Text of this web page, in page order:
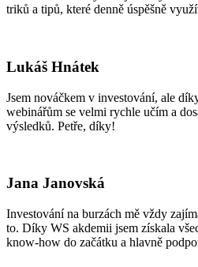
triků a tipů, které denně úspěšně
Lukáš Hnátek
Jsem nováčkem v investování, ale
webinářům se velmi rychle učím a
výsledků. Petře, díky!
Jana Janovská
Investování na burzách mě vždy
to. Díky WS akdemii jsem získala
know-how do začátku a hlavně